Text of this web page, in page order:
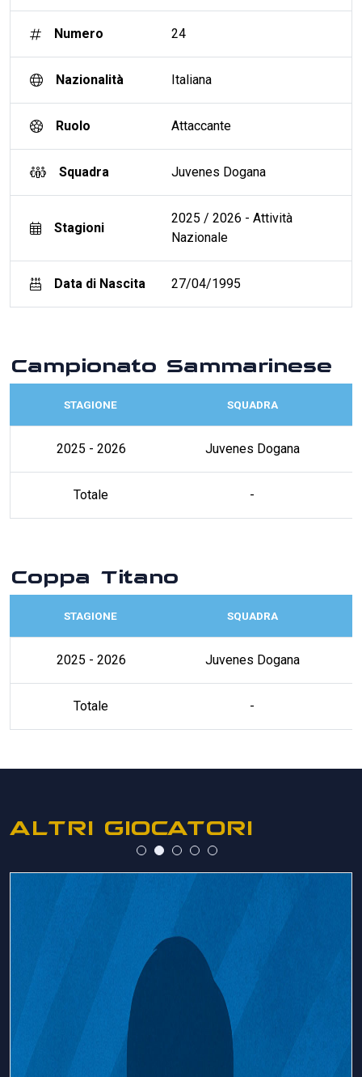
Numero 24
Nazionalità Italiana
Ruolo Attaccante
Squadra Juvenes Dogana
Stagioni
2025 / 2026 - Attività
Nazionale
Data di Nascita 27/04/1995
Campionato Sammarinese
STAGIONE SQUADRA
2025 - 2026 Juvenes Dogana
Totale -
Coppa Titano
STAGIONE SQUADRA
2025 - 2026 Juvenes Dogana
Totale -
ALTRI GIOCATORI